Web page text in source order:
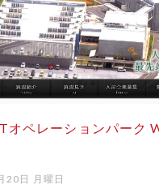
オペレーションパーク
20日 月曜日